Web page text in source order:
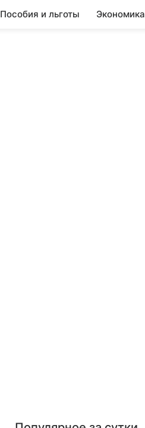
Пособия и льготы Экономика